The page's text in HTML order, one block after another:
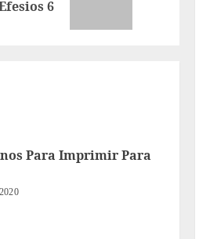
6
Para Imprimir Para